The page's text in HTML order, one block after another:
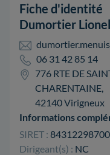
Fiche d'identité
Dumortier Lionel
06 31 42 85 14
776 RTE DE
CHARENTAINE,
42140 Virigneux
Informations
SIRET :
Dirigeant(s) : NC